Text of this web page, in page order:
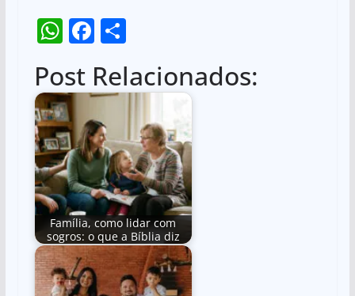
W
at
s
A
p
p
F
c
e
b
o
o
k
S
ar
e
Post Relacionados:
Família, como lidar com
sogros: o que a Bíblia diz